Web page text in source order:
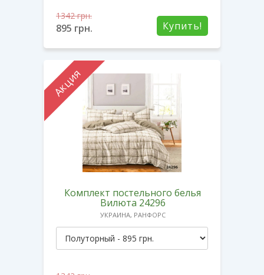
Купить!
1342грн.
895 грн.
Акция
Комплект постельного белья
Вилюта 24296
УКРАИНА, РАНФОРС